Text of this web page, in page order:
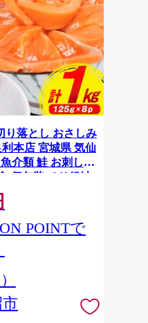
り落とし おさしみ
利本店 宮城県 気仙
介類 鮭 お刺し身
個包装 チリ銀鮭
介
POINTで